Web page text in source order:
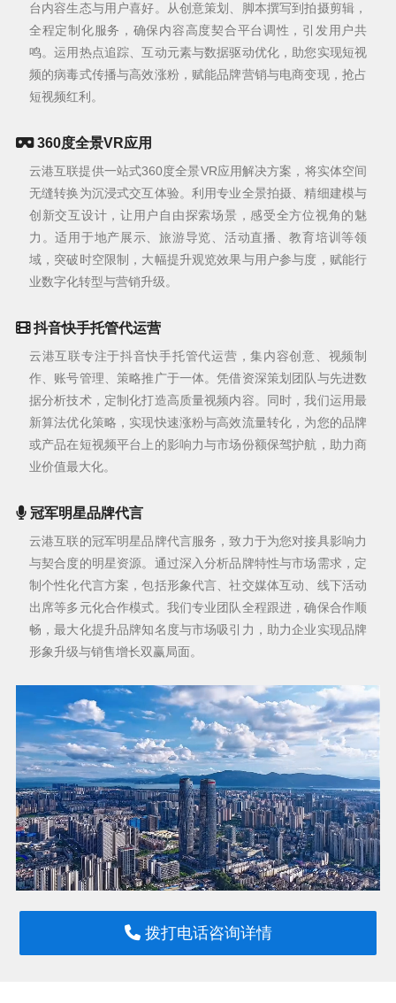
台内容生态与用户喜好。从创意策划、脚本撰写到拍摄剪辑，
全程定制化服务，确保内容高度契合平台调性，引发用户共
鸣。运用热点追踪、互动元素与数据驱动优化，助您实现短视
频的病毒式传播与高效涨粉，赋能品牌营销与电商变现，抢占
短视频红利。
360度全景VR应用
云港互联提供一站式360度全景VR应用解决方案，将实体空间
无缝转换为沉浸式交互体验。利用专业全景拍摄、精细建模与
创新交互设计，让用户自由探索场景，感受全方位视角的魅
力。适用于地产展示、旅游导览、活动直播、教育培训等领
域，突破时空限制，大幅提升观览效果与用户参与度，赋能行
业数字化转型与营销升级。
抖音快手托管代运营
云港互联专注于抖音快手托管代运营，集内容创意、视频制
作、账号管理、策略推广于一体。凭借资深策划团队与先进数
据分析技术，定制化打造高质量视频内容。同时，我们运用最
新算法优化策略，实现快速涨粉与高效流量转化，为您的品牌
或产品在短视频平台上的影响力与市场份额保驾护航，助力商
业价值最大化。
冠军明星品牌代言
云港互联的冠军明星品牌代言服务，致力于为您对接具影响力
与契合度的明星资源。通过深入分析品牌特性与市场需求，定
制个性化代言方案，包括形象代言、社交媒体互动、线下活动
出席等多元化合作模式。我们专业团队全程跟进，确保合作顺
畅，最大化提升品牌知名度与市场吸引力，助力企业实现品牌
形象升级与销售增长双赢局面。
拨打电话咨询详情